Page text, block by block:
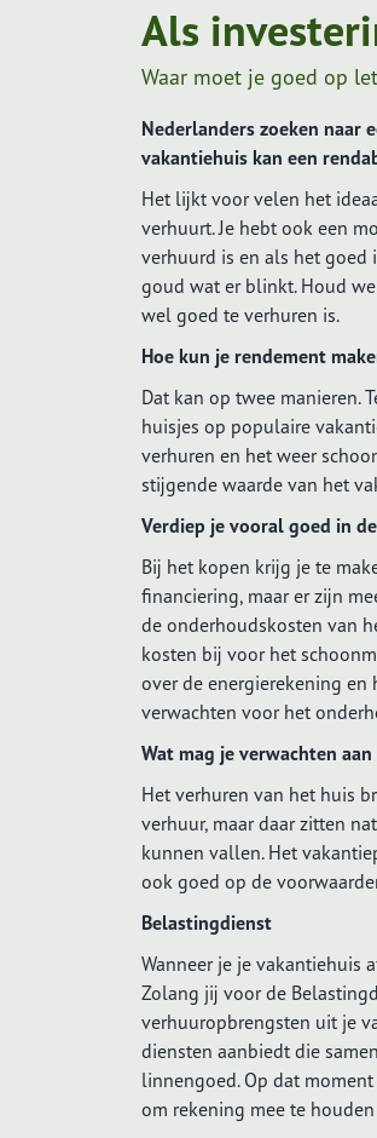
Vergelijkingskaart
Vergelijkingskaart
Vergelijkingskaart
Vergelijkingskaart
opbouwen
Als
Waar moet je goed op
Nederlanders zoeken naar
vakantiehuis kan een
Het lijkt voor velen het
verhuurt. Je hebt ook een
verhuurd is en als het goed
goud wat er blinkt. Houd
wel goed te verhuren is.
Hoe kun je rendement
Dat kan op twee manieren.
huisjes op populaire
verhuren en het weer
stijgende waarde van het
Verdiep je vooral goed in
Bij het kopen krijg je te
financiering, maar er zijn
de onderhoudskosten van
kosten bij voor het
over de energierekening en
verwachten voor het
Wat mag je verwachten
Het verhuren van het huis
verhuur, maar daar zitten
kunnen vallen. Het
ook goed op de
Belastingdienst
Wanneer je je vakantiehuis
Zolang jij voor de
verhuuropbrengsten uit je
diensten aanbiedt die
linnengoed. Op dat
om rekening mee te